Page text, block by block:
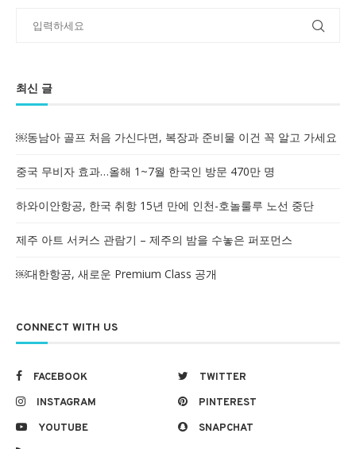
최신 글
￼동남아 골프 처음 가신다면, 복장과 준비물 이건 꼭 알고 가세요
중국 무비자 효과…올해 1~7월 한국인 방문 470만 명
하와이안항공, 한국 취항 15년 만에 인천-호놀룰루 노선 중단
제주 아트 서커스 관람기 – 제주의 밤을 수놓은 퍼포먼스
￼대한항공, 새로운 Premium Class 공개
CONNECT WITH US
FACEBOOK
TWITTER
INSTAGRAM
PINTEREST
YOUTUBE
SNAPCHAT